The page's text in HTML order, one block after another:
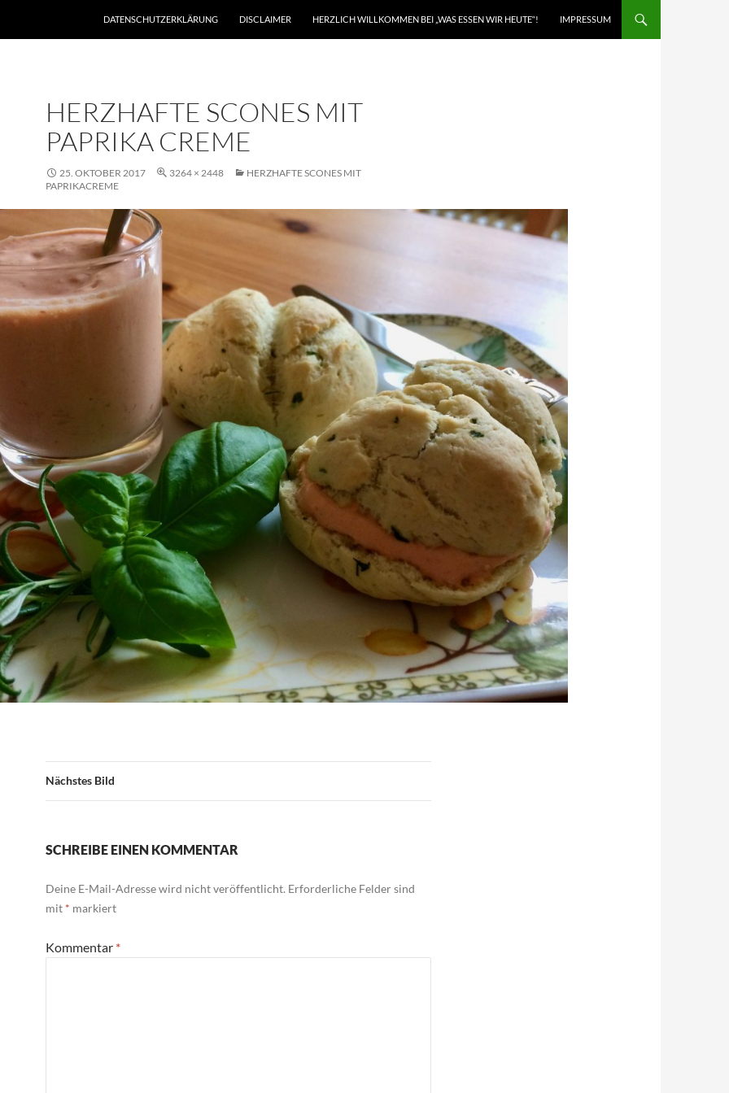
DATENSCHUTZERKLÄRUNG DISCLAIMER HERZLICH WILLKOMMEN BEI „WAS ESSEN WIR HEUTE“! IMPRESSUM
HERZHAFTE SCONES MIT
PAPRIKA CREME
25. OKTOBER 2017 3264 × 2448
HERZHAFTE SCONES MIT
PAPRIKACREME
Nächstes Bild
SCHREIBE EINEN KOMMENTAR
Deine E-Mail-Adresse wird nicht veröffentlicht. Erforderliche Felder sind
mit * markiert
Kommentar *